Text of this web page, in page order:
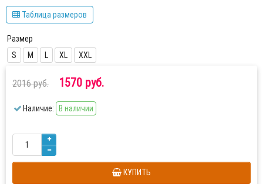
Таблица размеров
Размер
S
M L XL XXL
2016 руб. 1570 руб.
Наличие: В наличии
КУПИТЬ